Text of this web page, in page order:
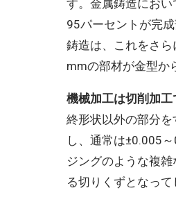
す。金属鋳造にお
95パーセントが完
鋳造は、これをさ
mmの部材が金型か
機械加工は切削加工
終形状以外の部分
し、通常は±0.005
ジングのような複
る切りくずとなっ